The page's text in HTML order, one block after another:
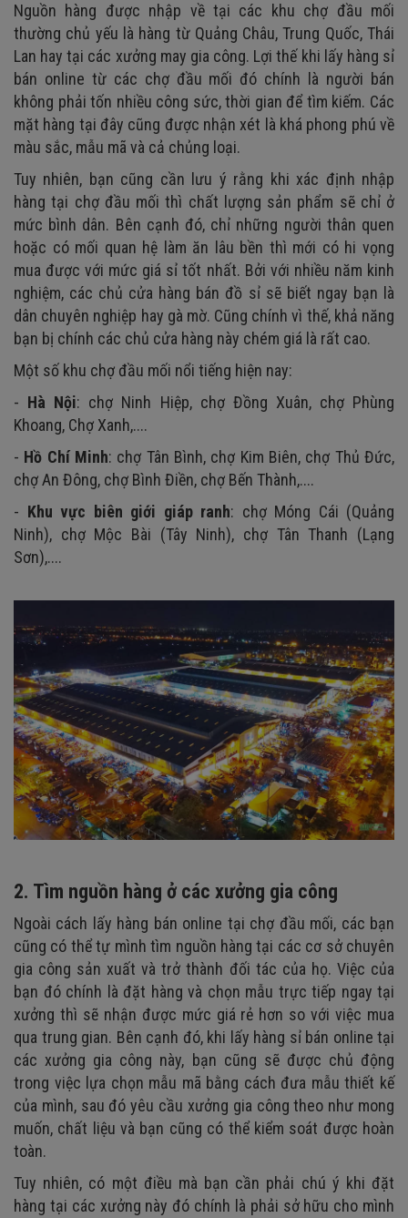
Nguồn hàng được nhập về tại các khu chợ đầu mối
thường chủ yếu là hàng từ Quảng Châu, Trung Quốc, Thái
Lan hay tại các xưởng may gia công. Lợi thế khi lấy hàng sỉ
bán online từ các chợ đầu mối đó chính là người bán
không phải tốn nhiều công sức, thời gian để tìm kiếm. Các
mặt hàng tại đây cũng được nhận xét là khá phong phú về
màu sắc, mẫu mã và cả chủng loại.
Tuy nhiên, bạn cũng cần lưu ý rằng khi xác định nhập
hàng tại chợ đầu mối thì chất lượng sản phẩm sẽ chỉ ở
mức bình dân. Bên cạnh đó, chỉ những người thân quen
hoặc có mối quan hệ làm ăn lâu bền thì mới có hi vọng
mua được với mức giá sỉ tốt nhất. Bởi với nhiều năm kinh
nghiệm, các chủ cửa hàng bán đồ sỉ sẽ biết ngay bạn là
dân chuyên nghiệp hay gà mờ. Cũng chính vì thế, khả năng
bạn bị chính các chủ cửa hàng này chém giá là rất cao.
Một số khu chợ đầu mối nổi tiếng hiện nay:
- Hà Nội: chợ Ninh Hiệp, chợ Đồng Xuân, chợ Phùng
Khoang, Chợ Xanh,....
- Hồ Chí Minh: chợ Tân Bình, chợ Kim Biên, chợ Thủ Đức,
chợ An Đông, chợ Bình Điền, chợ Bến Thành,....
- Khu vực biên giới giáp ranh: chợ Móng Cái (Quảng
Ninh), chợ Mộc Bài (Tây Ninh), chợ Tân Thanh (Lạng
Sơn),....
2. Tìm nguồn hàng ở các xưởng gia công
Ngoài cách lấy hàng bán online tại chợ đầu mối, các bạn
cũng có thể tự mình tìm nguồn hàng tại các cơ sở chuyên
gia công sản xuất và trở thành đối tác của họ. Việc của
bạn đó chính là đặt hàng và chọn mẫu trực tiếp ngay tại
xưởng thì sẽ nhận được mức giá rẻ hơn so với việc mua
qua trung gian. Bên cạnh đó, khi lấy hàng sỉ bán online tại
các xưởng gia công này, bạn cũng sẽ được chủ động
trong việc lựa chọn mẫu mã bằng cách đưa mẫu thiết kế
của mình, sau đó yêu cầu xưởng gia công theo như mong
muốn, chất liệu và bạn cũng có thể kiểm soát được hoàn
toàn.
Tuy nhiên, có một điều mà bạn cần phải chú ý khi đặt
hàng tại các xưởng này đó chính là phải sở hữu cho mình